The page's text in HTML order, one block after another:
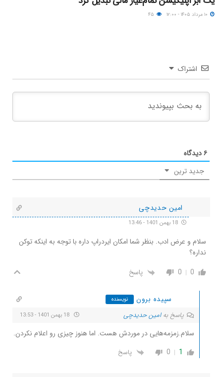
اشتراک
۶دیدگاه
جدید ترین
امین حدیدچی
سلام و عرض ادب. بنظر شما امکان ایردراپ داره با توجه به اینکه توکن
نداره؟
0
0 پاسخ
سپیده برون نویسنده
پاسخ بهامین حدیدچی
سلام.زمزمه‌هایی در موردش هست. اما هنوز چیزی رو اعلام نکردن.
1
0 پاسخ